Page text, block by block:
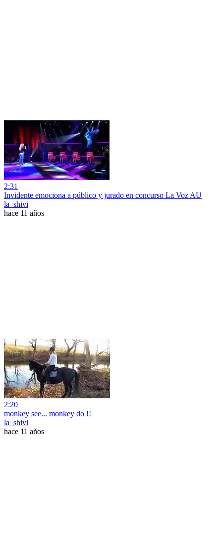
2:31
Invidente emociona a público y jurado en concurso La Voz AU
la_shivi
hace 11 años
2:20
monkey see... monkey do !!
la_shivi
hace 11 años